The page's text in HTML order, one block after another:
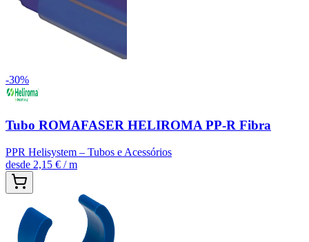
-30%
Tubo ROMAFASER HELIROMA PP-R Fibra
PPR Helisystem – Tubos e Acessórios
desde 2,15 € / m